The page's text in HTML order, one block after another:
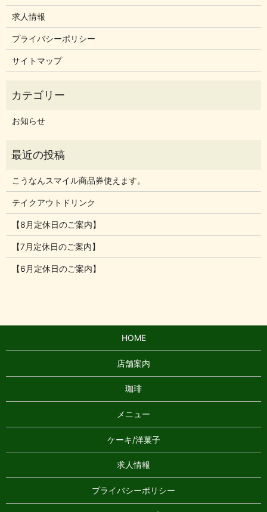
求人情報
プライバシーポリシー
サイトマップ
お知らせ
こうなんスマイル商品券使えます。
テイクアウトドリンク
【8月定休日のご案内】
【7月定休日のご案内】
【6月定休日のご案内】
HOME
店舗案内
珈琲
メニュー
ケーキ/洋菓子
求人情報
プライバシーポリシー